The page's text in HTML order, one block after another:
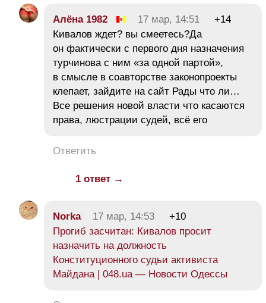
Алёна 1982 17 мар, 14:51
+14
Кивалов ждет? вы смеетесь?Да
он фактически с первого дня назначения
турчинова с ним «за одной партой»,
в смысле в соавторстве законопроекты
клепает, зайдите на сайт Рады что ли…
Все решения новой власти что касаются
права, люстрации судей, всё его
Ответить
1 ответ →
Norka 17 мар, 14:53
+10
Прогиб засчитан: Кивалов просит
назначить на должность
Конституционного судьи активиста
Майдана | 048.ua — Новости Одессы